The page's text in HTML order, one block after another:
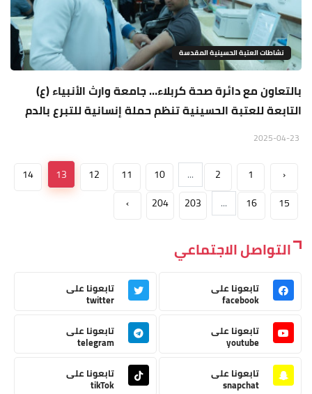
نشاطات العتبة الحسينية المقدسة
بالتعاون مع دائرة صحة كربلاء… جامعة وارث الأنبياء (ع)
التابعة للعتبة الحسينية تنظم حملة إنسانية للتبرع بالدم
‹
1
2
...
10
11
12
13
14
15
16
...
203
204
›
التواصل الاجتماعي
تابعونا على
facebook
تابعونا على
twitter
تابعونا على
youtube
تابعونا على
telegram
تابعونا على
snapchat
تابعونا على
tikTok